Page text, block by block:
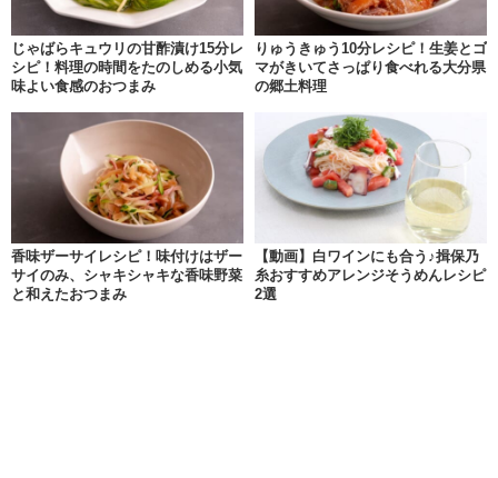
じゃばらキュウリの甘酢漬け15分レ
シピ！料理の時間をたのしめる小気
味よい食感のおつまみ
りゅうきゅう10分レシピ！生姜とゴ
マがきいてさっぱり食べれる大分県
の郷土料理
香味ザーサイレシピ！味付けはザー
サイのみ、シャキシャキな香味野菜
と和えたおつまみ
【動画】白ワインにも合う♪揖保乃
糸おすすめアレンジそうめんレシピ
2選